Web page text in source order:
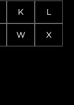
K L
W X